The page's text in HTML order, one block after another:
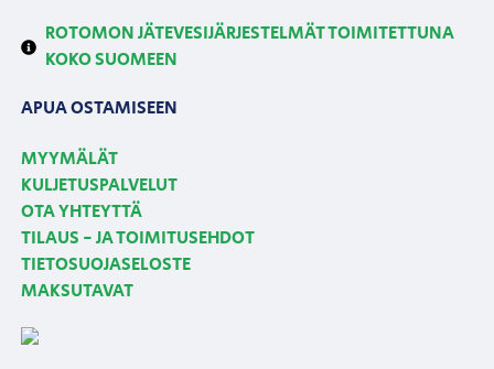
ROTOMON JÄTEVESIJÄRJESTELMÄT TOIMITETTUNA
KOKO SUOMEEN
APUA OSTAMISEEN
MYYMÄLÄT
KULJETUSPALVELUT
OTA YHTEYTTÄ
TILAUS - JA TOIMITUSEHDOT
TIETOSUOJASELOSTE
MAKSUTAVAT